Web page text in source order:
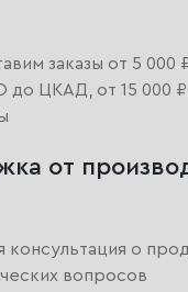
заказы от 5 000
до ЦКАД, от 15 000
от
консультация о
вопросов